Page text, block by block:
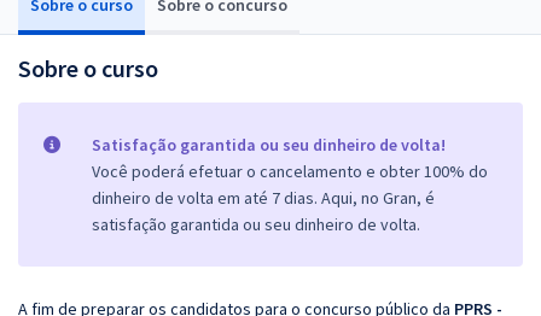
Sobre o curso Sobre o concurso
Sobre o curso
Satisfação garantida ou seu dinheiro de volta!
Você poderá efetuar o cancelamento e obter 100% do
dinheiro de volta em até 7 dias. Aqui, no Gran, é
satisfação garantida ou seu dinheiro de volta.
A fim de preparar os candidatos para o concurso público da PPRS -